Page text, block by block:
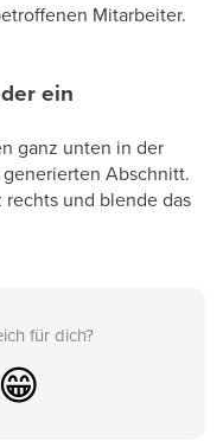
Mitarbeiter.
ein
ganz unten in der
Abschnitt.
und blende das
für dich?
😁